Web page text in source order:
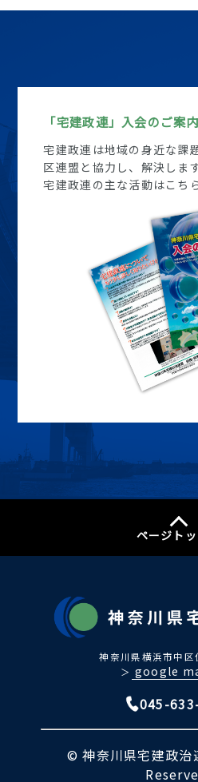
「宅建政連」入会のご案内
宅建政連は地域の身近な課
区連盟と協力し、解決します
宅建政連の主な活動はこち
ページト
神奈川県横浜市中
＞ google
045-
© 神奈川県宅建政